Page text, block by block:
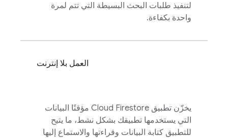
لتنفيذ طلبات البحث البسيطة التي تتم لمرة
واحدة بكفاءة.
العمل بلا إنترنت
يخزّن تطبيق Cloud Firestore مؤقتًا البيانات
التي يستخدمها تطبيقك بشكل نشط، ما يتيح
للتطبيق كتابة البيانات وقراءتها والاستماع إليها